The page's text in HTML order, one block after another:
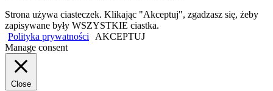
Strona używa ciasteczek. Klikając "Akceptuj", zgadzasz się, żeby
zapisywane były WSZYSTKIE ciastka.
Polityka prywatności
AKCEPTUJ
Manage consent
Close